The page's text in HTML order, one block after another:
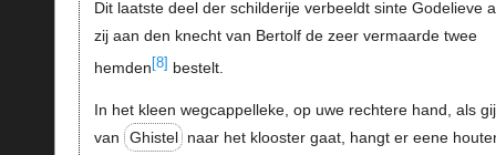
Dit laatste deel der schilderije verbeeldt sinte Godelieve
zij aan den knecht van Bertolf de zeer vermaarde twee
hemden [8] bestelt.
In het kleen wegcappelleke, op uwe rechtere hand, als gij
van
Ghistel naar het klooster gaat, hangt er eene